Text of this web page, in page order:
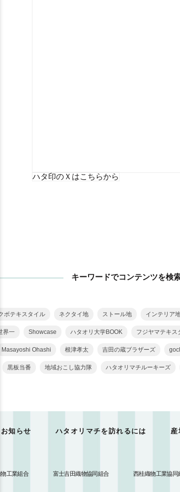
ハタ印のＸはこちらから
キーワードでコンテンツを検
ボテキスタイル ネクタイ地 ストール地 インテリア
界一 Showcase ハタオリ大学BOOK フジヤマテキス
Masayoshi Ohashi 根津孝太 吉田の蔵ブラザーズ
黒板当番 地域おこし協力隊 ハタオリマチルーキーズ
お知らせ ハタオリマチを訪れるには 産
物工業組合 富士吉田織物協同組合 西桂織物工業協同